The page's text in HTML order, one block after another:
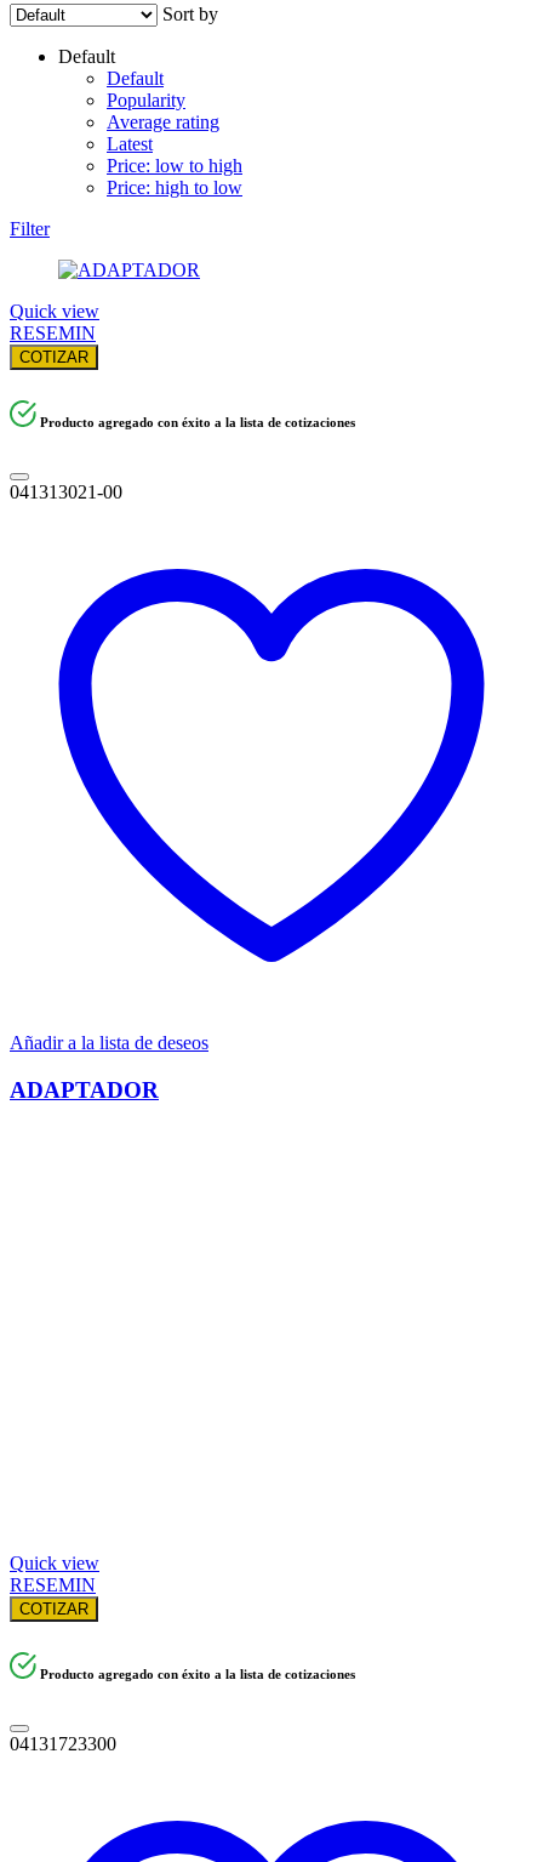
Sort by
Default
Default
Popularity
Average rating
Latest
Price: low to high
Price: high to low
Filter
Quick view
RESEMIN
COTIZAR
Producto agregado con éxito a la lista de cotizaciones
041313021-00
Añadir a la lista de deseos
ADAPTADOR
Quick view
RESEMIN
COTIZAR
Producto agregado con éxito a la lista de cotizaciones
04131723300